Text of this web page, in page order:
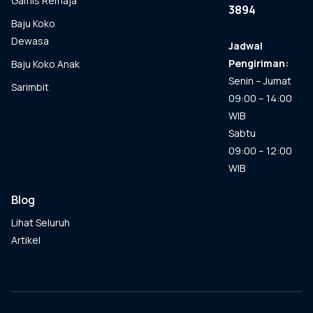
Baju Koko
Dewasa
Baju Koko Anak
Sarimbit
3894
Jadwal
Pengiriman:
Senin – Jumat
09:00 – 14:00
WIB
Sabtu
09:00 – 12:00
WIB
Blog
Lihat Seluruh
Artikel